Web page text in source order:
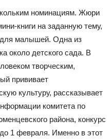
номинациям. Жюри
книги на заданную тему,
для малышей. Одна из
около детского сада. В
творческим,
прививает
культуру, рассказывает
комитета по
района, конкурс
1 февраля. Именно в этот